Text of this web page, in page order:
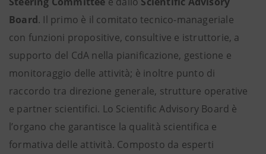
Board. Il primo è il comitato tecnico-manageriale
con funzioni propositive, consultive e istruttorie, a
supporto del CdA nella pianificazione, gestione e
monitoraggio delle attività; è inoltre punto di
raccordo tra direzione generale, strutture operative
e partner scientifici. Lo Scientific Advisory Board è
l’organo che garantisce la qualità scientifica e
formativa delle attività. Composto da esperti